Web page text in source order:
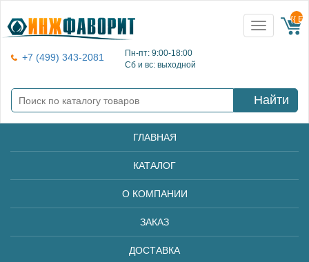
+7 (499) 343-2081
Пн-пт: 9:00-18:00
Сб и вс: выходной
Toggle
navigation
{{
Найти
ГЛАВНАЯ
КАТАЛОГ
О КОМПАНИИ
ЗАКАЗ
ДОСТАВКА